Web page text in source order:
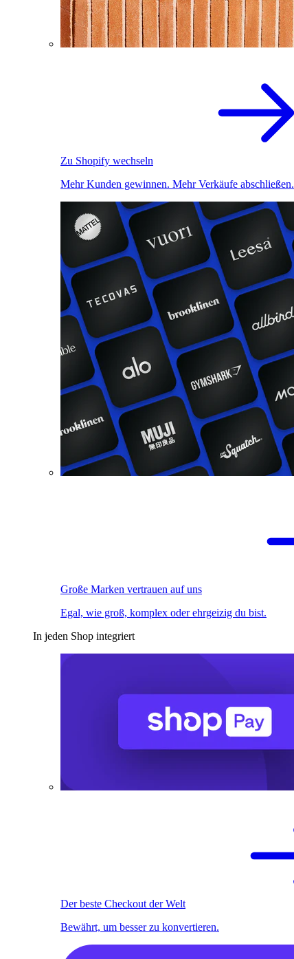
Zu Shopify wechseln
Mehr Kunden gewinnen. Mehr Verkäufe abschließen.
Große Marken vertrauen auf uns
Egal, wie groß, komplex oder ehrgeizig du bist.
In jeden Shop integriert
Der beste Checkout der Welt
Bewährt, um besser zu konvertieren.